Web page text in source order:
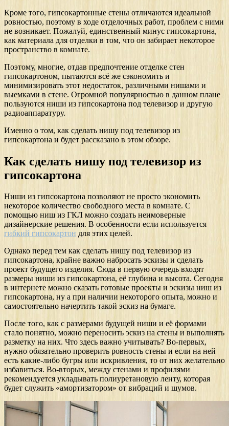
Кроме того, гипсокартонные стены отличаются идеальной
ровностью, поэтому в ходе отделочных работ, проблем с ними
не возникает. Пожалуй, единственный минус гипсокартона,
как материала для отделки в том, что он забирает некоторое
пространство в комнате.
Поэтому, многие, отдав предпочтение отделке стен
гипсокартоном, пытаются всё же сэкономить и
минимизировать этот недостаток, различными нишами и
выемками в стене. Огромной популярностью в данном плане
пользуются ниши из гипсокартона под телевизор и другую
радиоаппаратуру.
Именно о том, как сделать нишу под телевизор из
гипсокартона и будет рассказано в этом обзоре.
Как сделать нишу под телевизор из
гипсокартона
Ниши из гипсокартона позволяют не просто экономить
некоторое количество свободного места в комнате. С
помощью ниш из ГКЛ можно создать неимоверные
дизайнерские решения. В особенности если используется
гибкий гипсокартон для этих целей.
Однако перед тем как сделать нишу под телевизор из
гипсокартона, крайне важно набросать эскизы и сделать
проект будущего изделия. Сюда в первую очередь входят
размеры ниши из гипсокартона, её глубина и высота. Сегодня
в интернете можно сказать готовые проекты и эскизы ниш из
гипсокартона, ну а при наличии некоторого опыта, можно и
самостоятельно начертить такой эскиз на бумаге.
После того, как с размерами будущей ниши и её формами
стало понятно, можно переносить эскиз на стены и выполнять
разметку на них. Что здесь важно учитывать? Во-первых,
нужно обязательно проверить ровность стены и если на ней
есть какие-либо бугры или искривления, то от них желательно
избавиться. Во-вторых, между стенами и профилями
рекомендуется укладывать полиуретановую ленту, которая
будет служить «амортизатором» от вибраций и шумов.